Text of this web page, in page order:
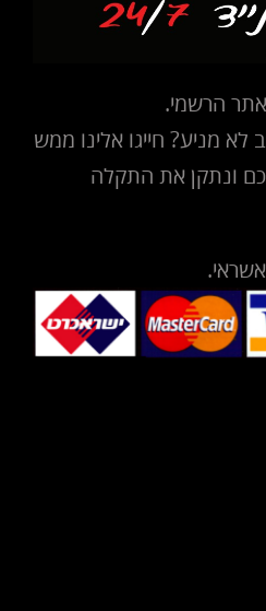
הרשמי.
מניע? חייגו אלינו ממש
ונתקן את התקלה